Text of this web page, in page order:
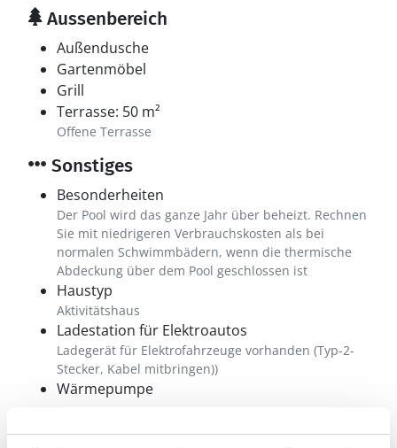
Aussenbereich
Außendusche
Gartenmöbel
Grill
Terrasse: 50 m²
Offene Terrasse
Sonstiges
Besonderheiten
Der Pool wird das ganze Jahr über beheizt. Rechnen
Sie mit niedrigeren Verbrauchskosten als bei
normalen Schwimmbädern, wenn die thermische
Abdeckung über dem Pool geschlossen ist
Haustyp
Aktivitätshaus
Ladestation für Elektroautos
Ladegerät für Elektrofahrzeuge vorhanden (Typ-2-
Stecker, Kabel mitbringen))
Wärmepumpe